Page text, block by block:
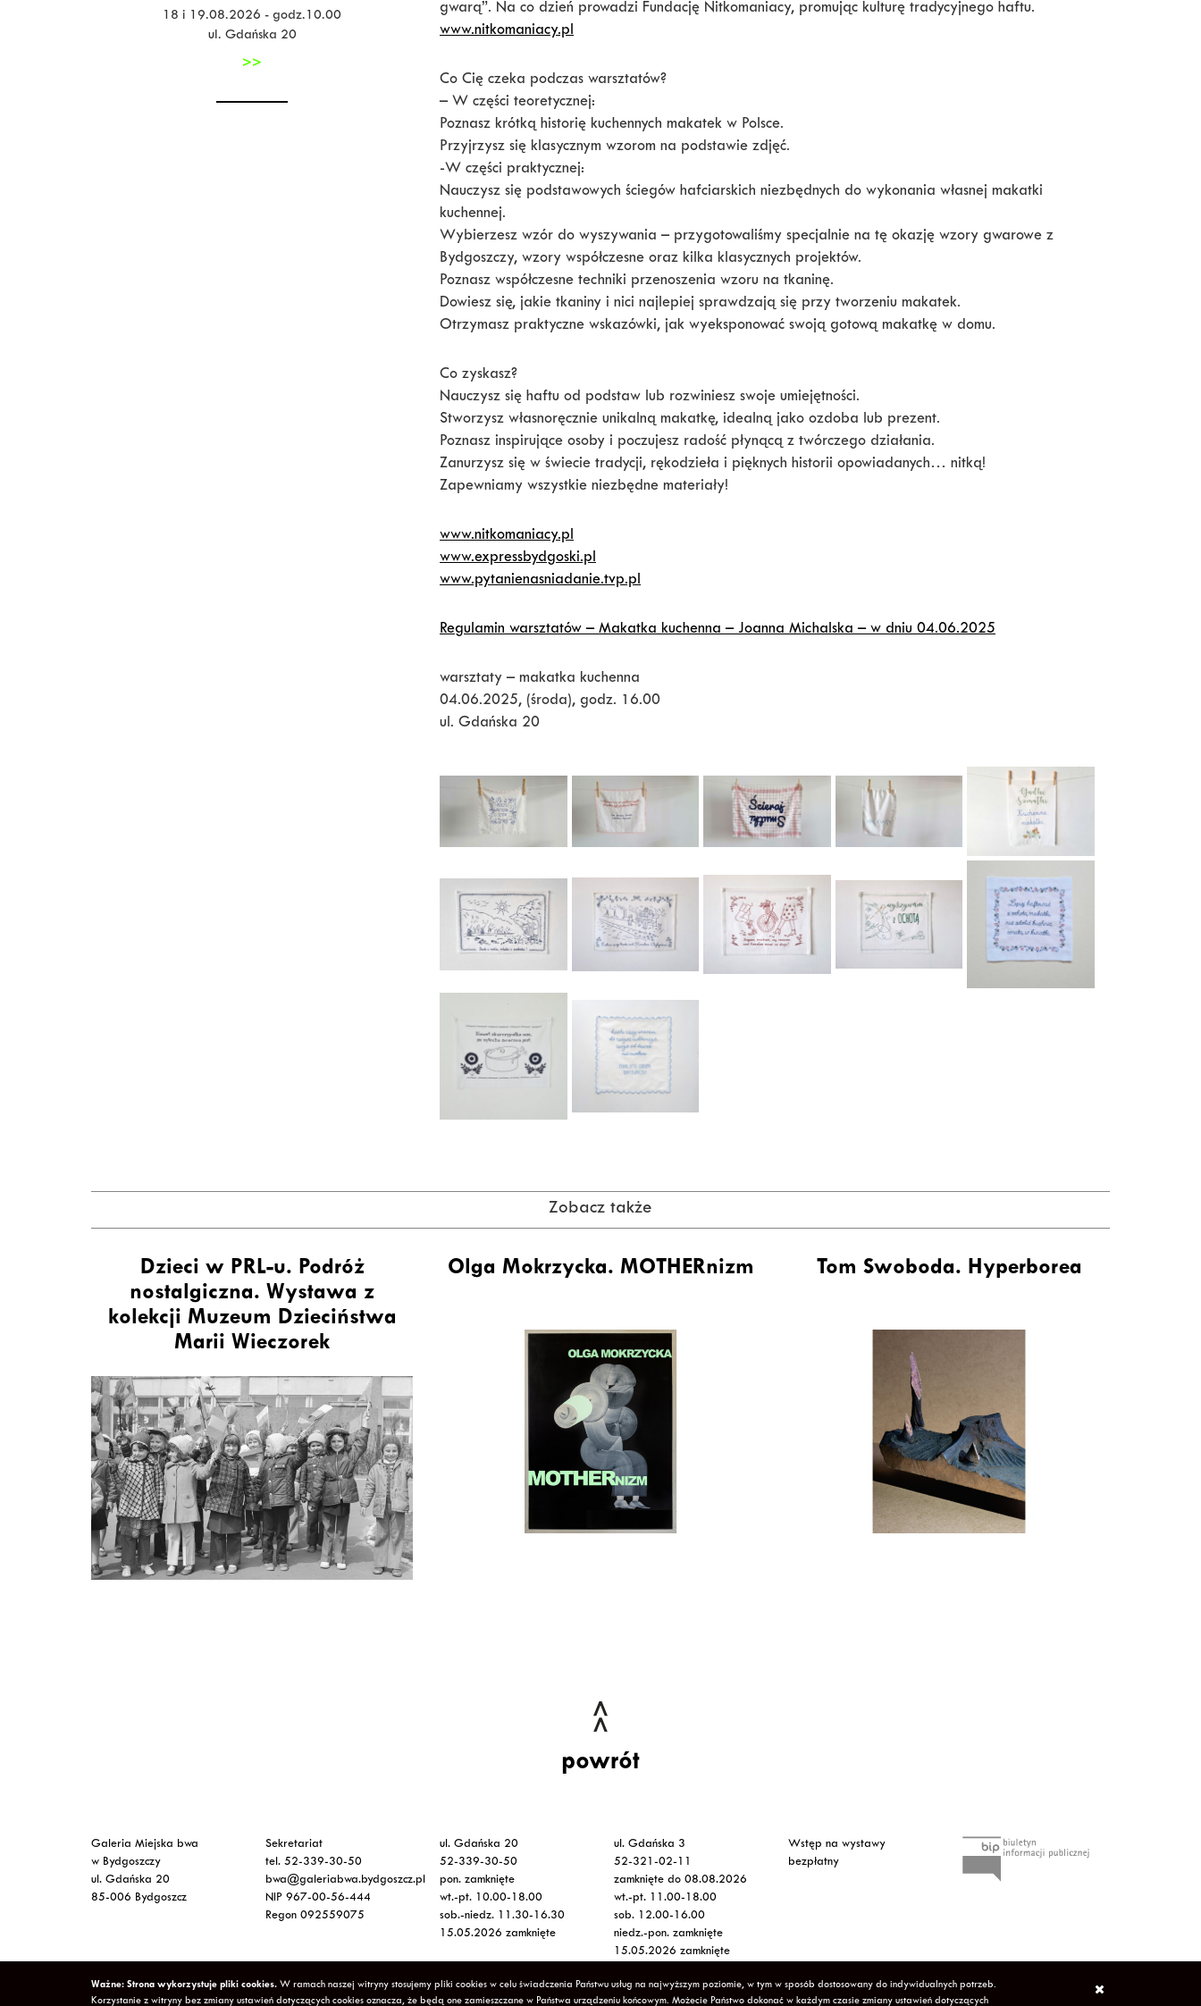
18 i 19.08.2026 - godz.10.00
ul. Gdańska 20
>>
gwarą”. Na co dzień prowadzi Fundację Nitkomaniacy, promując kulturę tradycyjnego haftu.
www.nitkomaniacy.pl
Co Cię czeka podczas warsztatów?
– W części teoretycznej:
Poznasz krótką historię kuchennych makatek w Polsce.
Przyjrzysz się klasycznym wzorom na podstawie zdjęć.
-W części praktycznej:
Nauczysz się podstawowych ściegów hafciarskich niezbędnych do wykonania własnej makatki
kuchennej.
Wybierzesz wzór do wyszywania – przygotowaliśmy specjalnie na tę okazję wzory gwarowe z
Bydgoszczy, wzory współczesne oraz kilka klasycznych projektów.
Poznasz współczesne techniki przenoszenia wzoru na tkaninę.
Dowiesz się, jakie tkaniny i nici najlepiej sprawdzają się przy tworzeniu makatek.
Otrzymasz praktyczne wskazówki, jak wyeksponować swoją gotową makatkę w domu.
Co zyskasz?
Nauczysz się haftu od podstaw lub rozwiniesz swoje umiejętności.
Stworzysz własnoręcznie unikalną makatkę, idealną jako ozdoba lub prezent.
Poznasz inspirujące osoby i poczujesz radość płynącą z twórczego działania.
Zanurzysz się w świecie tradycji, rękodzieła i pięknych historii opowiadanych… nitką!
Zapewniamy wszystkie niezbędne materiały!
www.nitkomaniacy.pl
www.expressbydgoski.pl
www.pytanienasniadanie.tvp.pl
Regulamin warsztatów – Makatka kuchenna – Joanna Michalska – w dniu 04.06.2025
warsztaty – makatka kuchenna
04.06.2025, (środa), godz. 16.00
ul. Gdańska 20
Zobacz także
Dzieci w PRL-u. Podróż
nostalgiczna. Wystawa z
kolekcji Muzeum Dzieciństwa
Marii Wieczorek
Olga Mokrzycka. MOTHERnizm Tom Swoboda. Hyperborea
powrót
Galeria Miejska bwa
w Bydgoszczy
ul. Gdańska 20
85-006 Bydgoszcz
Sekretariat
tel. 52-339-30-50
bwa@galeriabwa.bydgoszcz.pl
NIP 967-00-56-444
Regon 092559075
ul. Gdańska 20
52-339-30-50
pon. zamknięte
wt.-pt. 10.00-18.00
sob.-niedz. 11.30-16.30
15.05.2026 zamknięte
ul. Gdańska 3
52-321-02-11
zamknięte do 08.08.2026
wt.-pt. 11.00-18.00
sob. 12.00-16.00
niedz.-pon. zamknięte
15.05.2026 zamknięte
Wstęp na wystawy
bezpłatny
Copyright © 2026 Galeria Miejska bwa w Bydgoszczy Polityka Prywatności Deklaracja Dostępności Mapa strony
Ważne: Strona wykorzystuje pliki cookies. W ramach naszej witryny stosujemy pliki cookies w celu świadczenia Państwu usług na najwyższym poziomie, w tym w sposób dostosowany do indywidualnych potrzeb.
Korzystanie z witryny bez zmiany ustawień dotyczących cookies oznacza, że będą one zamieszczane w Państwa urządzeniu końcowym. Możecie Państwo dokonać w każdym czasie zmiany ustawień dotyczących